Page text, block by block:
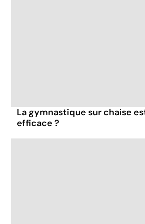
La gymnastique sur chaise
efficace ?